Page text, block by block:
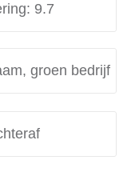
9.7
groen bedrijf